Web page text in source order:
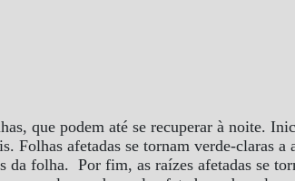
que podem até se recuperar à noite.
Folhas afetadas se tornam verde-claras a
da folha. Por fim, as raízes afetadas se